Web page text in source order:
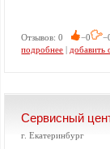
Отзывов: 0 −0
подробнее | добавить
Сервисный
г. Екатеринбург